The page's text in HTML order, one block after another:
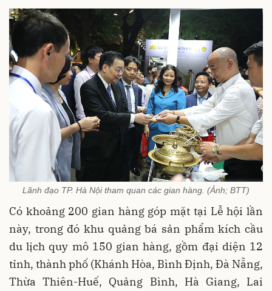
Lãnh đạo TP. Hà Nội tham quan các gian hàng. (Ảnh; BTT)
Có khoảng 200 gian hàng góp mặt tại Lễ hội lần
này, trong đó khu quảng bá sản phẩm kích cầu
du lịch quy mô 150 gian hàng, gồm đại diện 12
tỉnh, thành phố (Khánh Hòa, Bình Định, Đà Nẵng,
Thừa Thiên-Huế, Quảng Bình, Hà Giang, Lai